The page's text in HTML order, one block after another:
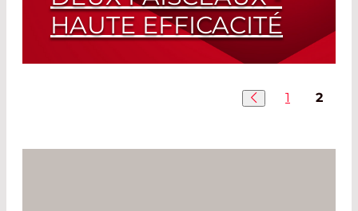
HAUTE EFFICACITÉ
DOE pour des Applications Exigeantes
1 2